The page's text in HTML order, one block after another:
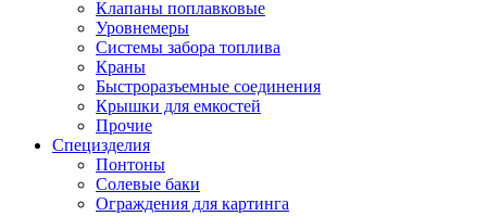
Клапаны поплавковые
Уровнемеры
Системы забора топлива
Краны
Быстроразъемные соединения
Крышки для емкостей
Прочие
Специзделия
Понтоны
Солевые баки
Ограждения для картинга